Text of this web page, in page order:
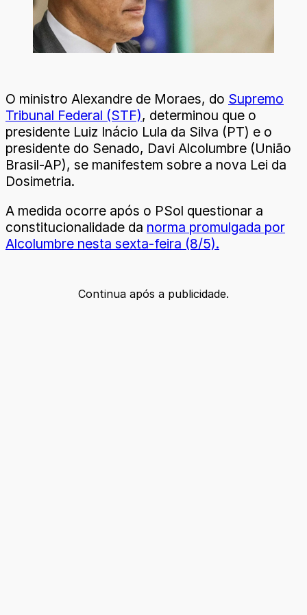
O ministro Alexandre de Moraes, do Supremo
Tribunal Federal (STF), determinou que o
presidente Luiz Inácio Lula da Silva (PT) e o
presidente do Senado, Davi Alcolumbre (União
Brasil-AP), se manifestem sobre a nova Lei da
Dosimetria.
A medida ocorre após o PSol questionar a
constitucionalidade da norma promulgada por
Alcolumbre nesta sexta-feira (8/5).
Continua após a publicidade.